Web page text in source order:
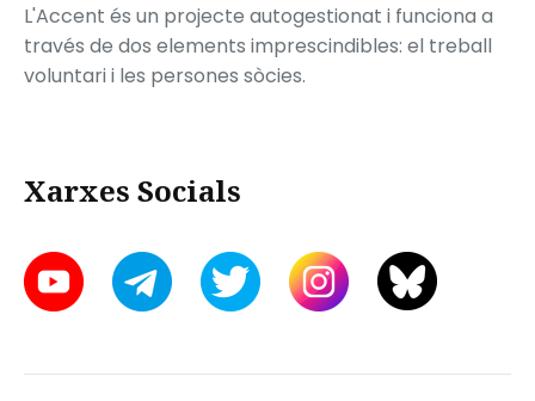
L'Accent és un projecte autogestionat i funciona a
través de dos elements imprescindibles: el treball
voluntari i les persones sòcies.
Xarxes Socials